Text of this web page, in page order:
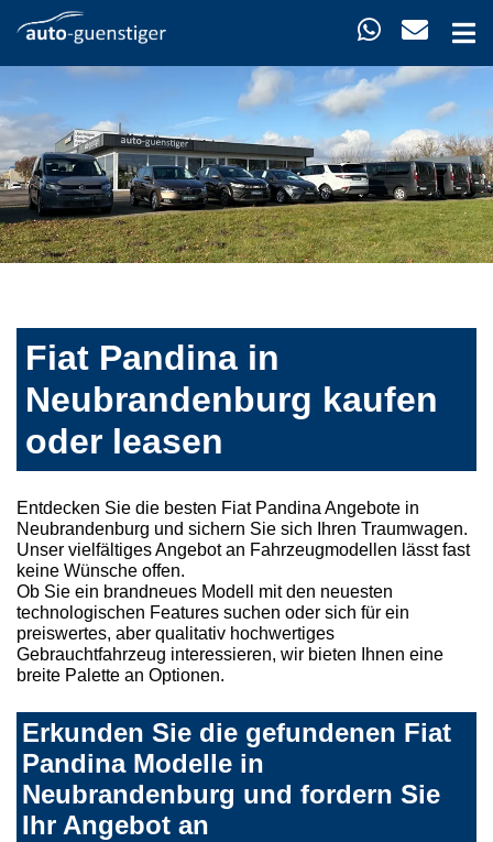
Fiat Pandina in
Neubrandenburg kaufen
oder leasen
Entdecken Sie die besten Fiat Pandina Angebote in
Neubrandenburg und sichern Sie sich Ihren Traumwagen.
Unser vielfältiges Angebot an Fahrzeugmodellen lässt fast
keine Wünsche offen.
Ob Sie ein brandneues Modell mit den neuesten
technologischen Features suchen oder sich für ein
preiswertes, aber qualitativ hochwertiges
Gebrauchtfahrzeug interessieren, wir bieten Ihnen eine
breite Palette an Optionen.
Erkunden Sie die gefundenen Fiat
Pandina Modelle in
Neubrandenburg und fordern Sie
Ihr Angebot an